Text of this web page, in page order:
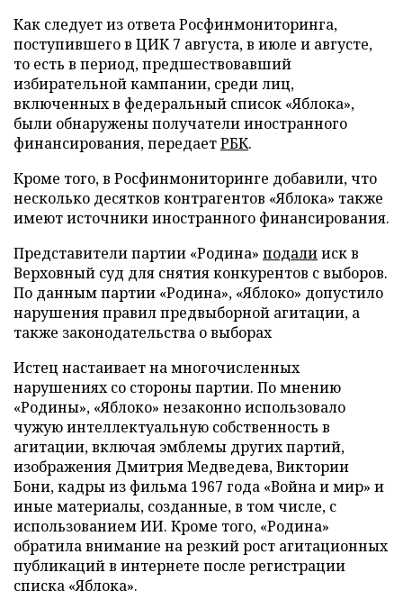
Как следует из ответа Росфинмониторинга,
поступившего в ЦИК 7 августа, в июле и августе,
то есть в период, предшествовавший
избирательной кампании, среди лиц,
включенных в федеральный список «Яблока»,
были обнаружены получатели иностранного
финансирования, передаетРБК.
Кроме того, в Росфинмониторинге добавили, что
несколько десятков контрагентов «Яблока» также
имеют источники иностранного финансирования.
Представители партии «Родина» подалииск в
Верховный суд для снятия конкурентов с выборов.
По данным партии «Родина», «Яблоко» допустило
нарушения правил предвыборной агитации, а
также законодательства о выборах
Истец настаивает на многочисленных
нарушениях со стороны партии. По мнению
«Родины», «Яблоко» незаконно использовало
чужую интеллектуальную собственность в
агитации, включая эмблемы других партий,
изображения Дмитрия Медведева, Виктории
Бони, кадры из фильма 1967 года «Война и мир» и
иные материалы, созданные, в том числе, с
использованием ИИ. Кроме того, «Родина»
обратила внимание на резкий рост агитационных
публикаций в интернете после регистрации
списка «Яблока».